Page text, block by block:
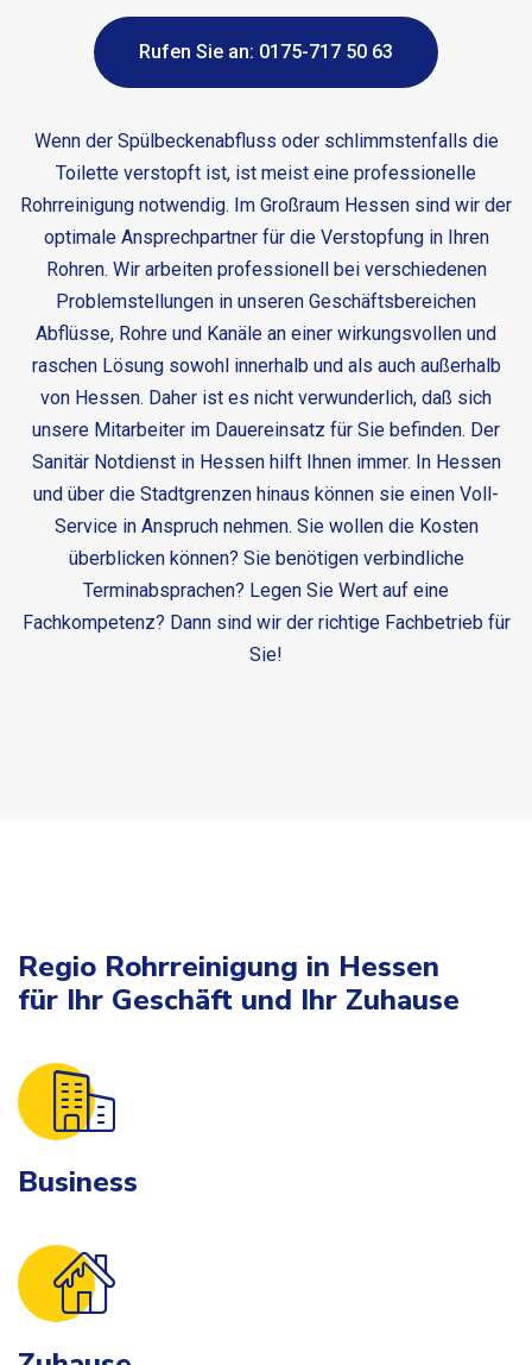
Rufen Sie an: 0175-717 50 63
Wenn der Spülbeckenabfluss oder schlimmstenfalls die
Toilette verstopft ist, ist meist eine professionelle
Rohrreinigung notwendig. Im Großraum Hessen sind wir der
optimale Ansprechpartner für die Verstopfung in Ihren
Rohren. Wir arbeiten professionell bei verschiedenen
Problemstellungen in unseren Geschäftsbereichen
Abflüsse, Rohre und Kanäle an einer wirkungsvollen und
raschen Lösung sowohl innerhalb und als auch außerhalb
von Hessen. Daher ist es nicht verwunderlich, daß sich
unsere Mitarbeiter im Dauereinsatz für Sie befinden. Der
Sanitär Notdienst in Hessenhilft Ihnen immer. In Hessen
und über die Stadtgrenzen hinaus können sie einen Voll-
Service in Anspruch nehmen. Sie wollen die Kosten
überblicken können? Sie benötigen verbindliche
Terminabsprachen? Legen Sie Wert auf eine
Fachkompetenz? Dann sind wir der richtige Fachbetrieb für
Sie!
Regio Rohrreinigung in Hessen
für Ihr Geschäft und Ihr Zuhause
Business